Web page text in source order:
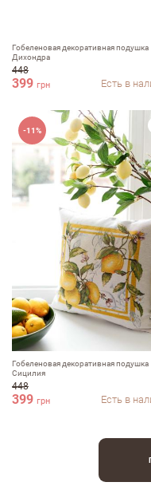
Гобеленовая декоративная подушка
Дихондра
448
399 грн Есть в
-11%
Гобеленовая декоративная подушка
Сицилия
448
399 грн Есть в